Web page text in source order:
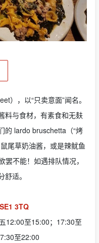
），以“只卖意面”闻名。
料与食材，有素食和无麸
的 lardo bruschetta（“烤
尾草奶油酱，或是辣鱿鱼
不能！如遇排队情况，
适。
SE1 3TQ
12:00至15:00；17:30至
至22:00